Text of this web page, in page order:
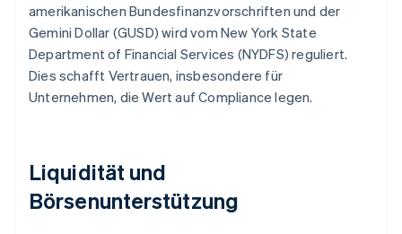
amerikanischen Bundesfinanzvorschriften und der
Gemini Dollar (GUSD) wird vom New York State
Department of Financial Services (NYDFS) reguliert.
Dies schafft Vertrauen, insbesondere für
Unternehmen, die Wert auf Compliance legen.
Liquidität und
Börsenunterstützung